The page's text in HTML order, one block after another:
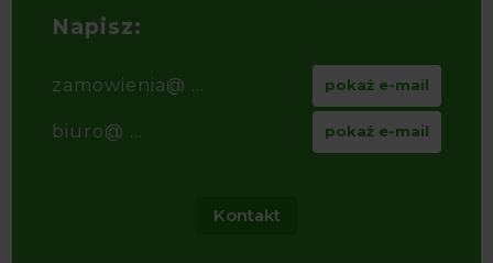
Napisz:
zamowienia@ ... pokaż e-mail
biuro@ ... pokaż e-mail
Kontakt